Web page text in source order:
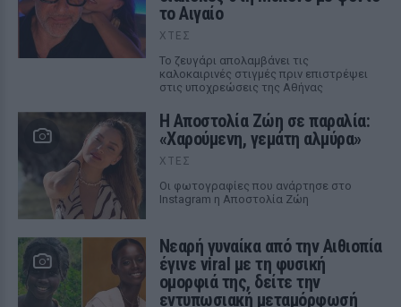
το Αιγαίο
ΧΤΕΣ
Το ζευγάρι απολαμβάνει τις
καλοκαιρινές στιγμές πριν επιστρέψει
στις υποχρεώσεις της Αθήνας
Η Αποστολία Ζώη σε παραλία:
«Χαρούμενη, γεμάτη αλμύρα»
ΧΤΕΣ
Οι φωτογραφίες που ανάρτησε στο
Instagram η Αποστολία Ζώη
Νεαρή γυναίκα από την Αιθιοπία
έγινε viral με τη φυσική
ομορφιά της, δείτε την
εντυπωσιακή μεταμόρφωσή